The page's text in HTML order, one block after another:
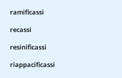
ramificassi
recassi
resinificassi
riappacificassi